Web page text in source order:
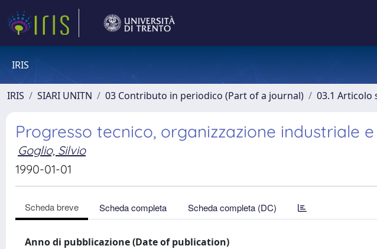
IRIS
IRIS SIARI UNITN 03 Contributo in periodico (Part of a journal) 03.1 Articolo
Progresso tecnico, organizzazione industriale
Goglio, Silvio
1990-01-01
Scheda breve Scheda completa Scheda completa (DC)
Anno di pubblicazione (Date of publication)